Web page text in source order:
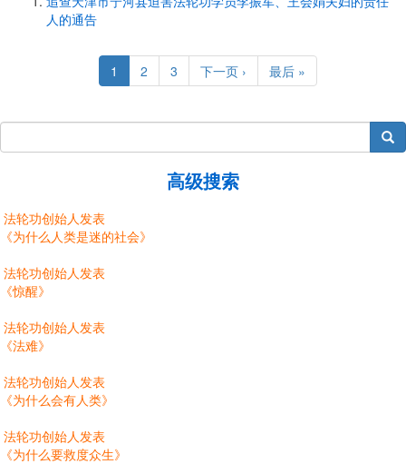
人的通告
Current
page
1 Page
2 Page
3
Next
page
下一页 ›
Last
page
最后 »
搜索
高级搜索
法轮功创始人发表
《为什么人类是迷的社会》
法轮功创始人发表
《惊醒》
法轮功创始人发表
《法难》
法轮功创始人发表
《为什么会有人类》
法轮功创始人发表
《为什么要救度众生》